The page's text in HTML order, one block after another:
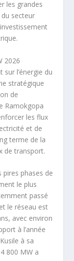
les grandes
secteur
2026
l’énergie du
stratégique
de
Ramokgopa
les flux
et de
terme de la
de transport.
pires phases de
le plus
passé
le réseau est
avec environ
à l’année
à sa
800 MW a